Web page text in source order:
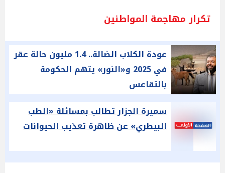
تكرار مهاجمة المواطنين
عودة الكلاب الضالة.. 1.4 مليون حالة عقر
في 2025 و«النور» يتهم الحكومة
بالتقاعس
سميرة الجزار تطالب بمسائلة «الطب
البيطري» عن ظاهرة تعذيب الحيوانات